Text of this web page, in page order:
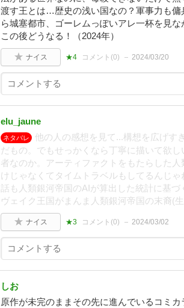
渡す王とは…歴史の浅い国なの？軍事力も
ら城塞都市、ゴーレムっぽいアレ一杯を見
この後どうなる！（2024年）
ナイス ★4 コメント(0) 2024/03/20
elu_jaune
ネタバレ
他の人の感想を見て...構想を広げす
だもの。でもせっかくなら丁寧に描いて欲
者なのか。アーティファクトをもたらした
けじゃなくてタイムトラベルもしてるんじ
話も人類銀河帝国のAIが算出した統計に基
ヴェイク王国がまんま人類銀河帝国の末裔(
ナイス ★3 コメント(0) 2024/03/02
しお
原作が未完のままその先に進んでいるコミ